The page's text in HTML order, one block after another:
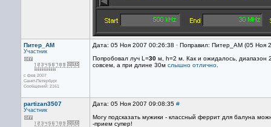
Питер_AM
Участник
с фев 2007
Санкт-Петербург
Сообщений: 2161
Дата: 05 Ноя 2007 00:26:38 · Поправил: Питер_AM (05 Ноя
Попробовал луч L=30 м, h=2 м. Как и ожидалось, диапазон
совсем, а при длине 30м слышно отлично
partizan3507
Участник
Дата: 05 Ноя 2007 09:08:35 #
Могу подсказать мужики - классный феррит для балуна
-прием супер!